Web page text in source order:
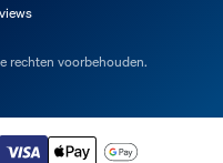
rechten voorbehouden.